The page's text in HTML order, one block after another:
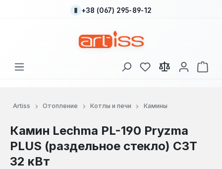
Перейти к основному содержанию
+38 (067) 295-89-12
У вас есть товары
В
Artiss Отопление Котлы и печи Камины
Камин Lechma PL-190 Pryzma
PLUS (раздельное стекло) СЗТ
32 кВт